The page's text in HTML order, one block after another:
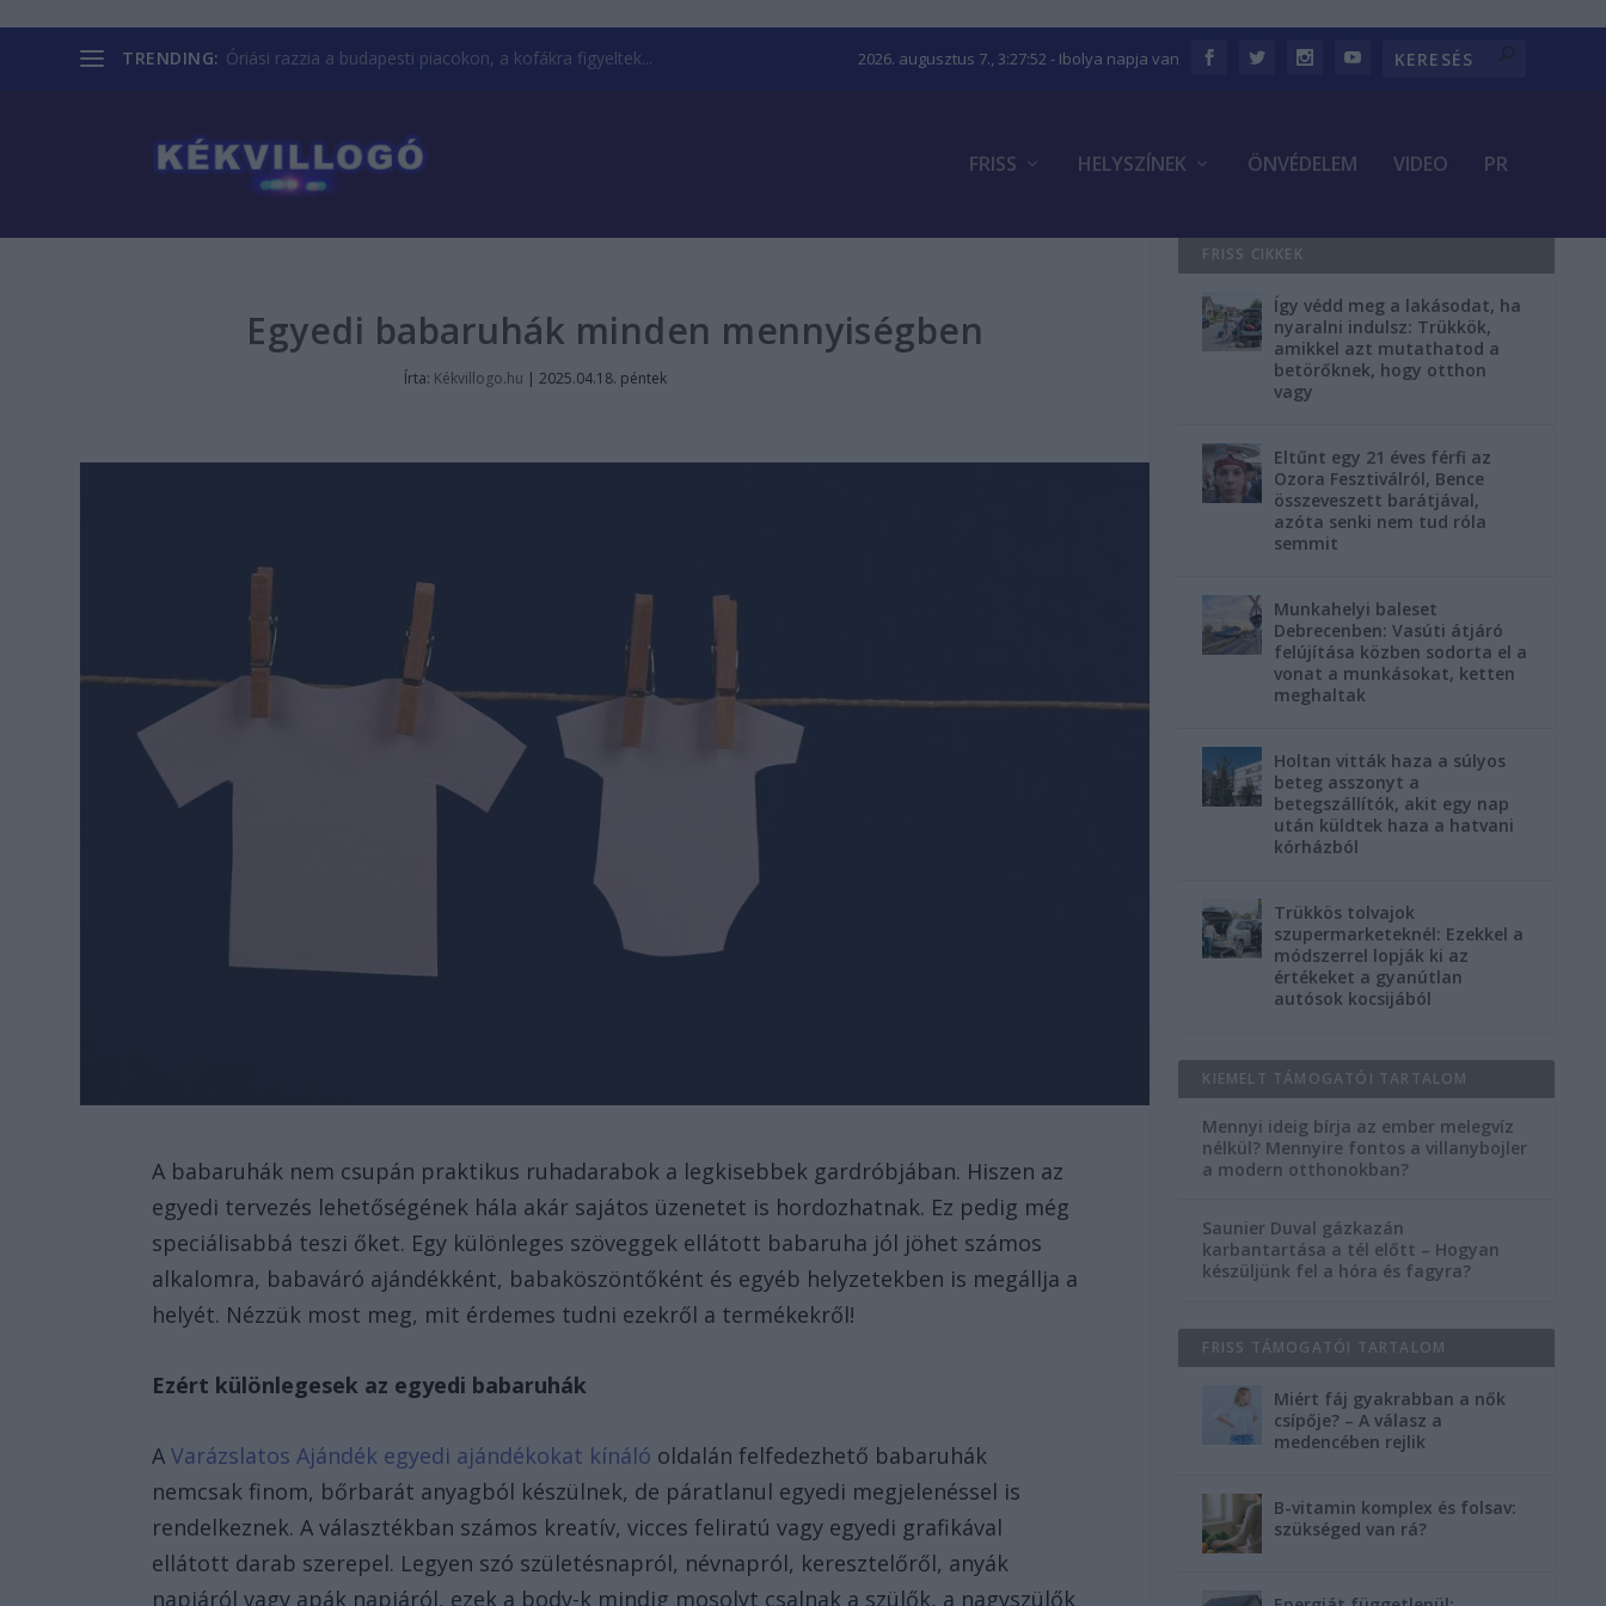
TRENDING: Óriási razzia a budapesti piacokon, a kofákra figyeltek... 2026. augusztus 7., 3:27:52 - Ibolya napja van
FRISS HELYSZÍNEK ÖNVÉDELEM VIDEO PR
Egyedi babaruhák minden mennyiségben
Írta: Kékvillogo.hu |2025.04.18. péntek
A babaruhák nem csupán praktikus ruhadarabok a legkisebbek gardróbjában. Hiszen az
egyedi tervezés lehetőségének hála akár sajátos üzenetet is hordozhatnak. Ez pedig még
speciálisabbá teszi őket. Egy különleges szöveggek ellátott babaruha jól jöhet számos
alkalomra, babaváró ajándékként, babaköszöntőként és egyéb helyzetekben is megállja a
helyét. Nézzük most meg, mit érdemes tudni ezekről a termékekről!
Ezért különlegesek az egyedi babaruhák
AVarázslatos Ajándék egyedi ajándékokat kínáló oldalán felfedezhető babaruhák
nemcsak finom, bőrbarát anyagból készülnek, de páratlanul egyedi megjelenéssel is
rendelkeznek. A választékban számos kreatív, vicces feliratú vagy egyedi grafikával
ellátott darab szerepel. Legyen szó születésnapról, névnapról, keresztelőről, anyák
napjáról vagy apák napjáról, ezek a body-k mindig mosolyt csalnak a szülők, a nagyszülők
FRISS CIKKEK
Így védd meg a lakásodat, ha
nyaralni indulsz: Trükkök,
amikkel azt mutathatod a
betörőknek, hogy otthon
vagy
Eltűnt egy 21 éves férfi az
Ozora Fesztiválról, Bence
összeveszett barátjával,
azóta senki nem tud róla
semmit
Munkahelyi baleset
Debrecenben: Vasúti átjáró
felújítása közben sodorta el a
vonat a munkásokat, ketten
meghaltak
Holtan vitták haza a súlyos
beteg asszonyt a
betegszállítók, akit egy nap
után küldtek haza a hatvani
kórházból
Trükkös tolvajok
szupermarketeknél: Ezekkel a
módszerrel lopják ki az
értékeket a gyanútlan
autósok kocsijából
KIEMELT TÁMOGATÓI TARTALOM
Mennyi ideig bírja az ember melegvíz
nélkül? Mennyire fontos a villanybojler
a modern otthonokban?
Saunier Duval gázkazán
karbantartása a tél előtt – Hogyan
készüljünk fel a hóra és fagyra?
FRISS TÁMOGATÓI TARTALOM
Miért fáj gyakrabban a nők
csípője? – A válasz a
medencében rejlik
B-vitamin komplex és folsav:
szükséged van rá?